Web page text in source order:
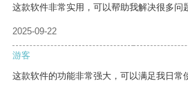
这款软件非常实用，可以帮助我解决很多问
2025-09-22
游客
这款软件的功能非常强大，可以满足我日常